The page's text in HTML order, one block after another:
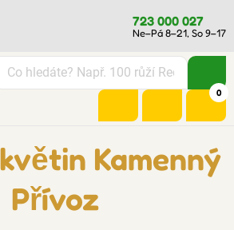
723 000 027
Ne–Pá 8–21, So 9–17
0
Kamenný
Přívoz